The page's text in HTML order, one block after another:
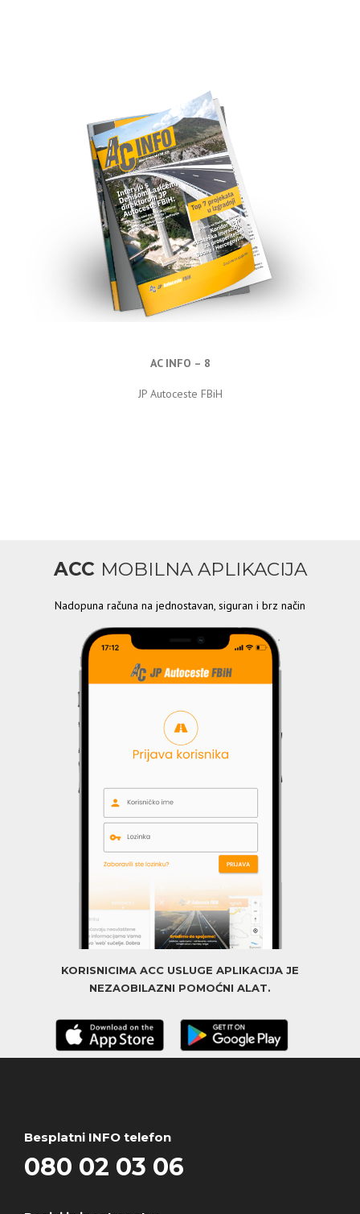
AC INFO – 8
JP Autoceste FBiH
ACC MOBILNA APLIKACIJA
Nadopuna računa na jednostavan, siguran i brz način
KORISNICIMA ACC USLUGE APLIKACIJA JE
NEZAOBILAZNI POMOĆNI ALAT.
Besplatni INFO telefon
080 02 03 06